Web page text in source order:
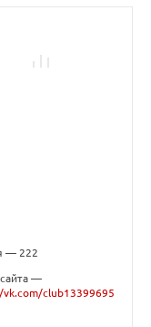
— 222
—
club133996959